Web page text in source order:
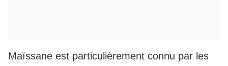
Maïssane est particulièrement connu par les